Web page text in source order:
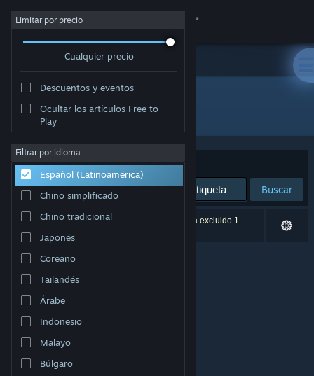
Iniciar sesión
Acerca de
Soporte
Cambiar idioma
Obtener la aplicación de Steam Mobile
Ver versión clásica
Limitar por precio
Cualquier precio
Descuentos y eventos
Ocultar los artículos Free to
Play
Filtrar por idioma
Español (Latinoamérica)
Chino simplificado
Chino tradicional
Japonés
Coreano
Tailandés
Árabe
Indonesio
Malayo
Búlgaro
Desarrollador: Polyraptor Games
Ordenar por Relevancia
Buscar
0 resultado(s) coinciden con la búsqueda. Se ha excluido 1
título según tus preferencias.